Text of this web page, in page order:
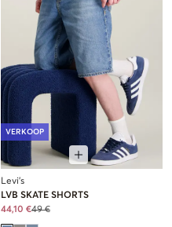
VERKOOP
Levi's
LVB SKATE SHORTS
44,10 €49 €